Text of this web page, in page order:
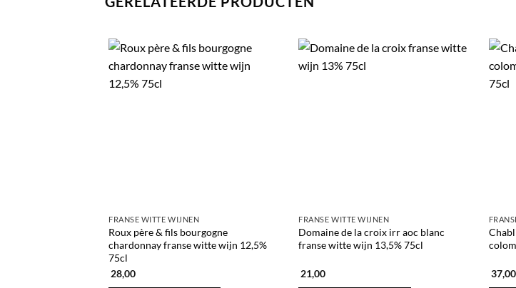
FRANSE WITTE WIJNEN
Roux père & fils bourgogne
chardonnay franse witte wijn 12,5%
75cl
28,00
FRANSE WITTE WIJNEN
Domaine de la croix irr aoc blanc
franse witte wijn 13,5% 75cl
21,00 37,00